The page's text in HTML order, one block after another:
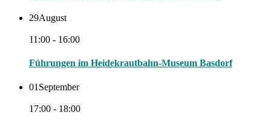
29August
11:00 - 16:00
Führungen im Heidekrautbahn-Museum Basdorf
01 September
17:00 - 18:00